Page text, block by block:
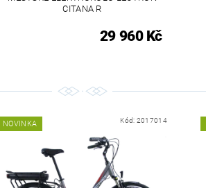
CITANA R
29 960 Kč
NOVINKA Kód: 2017014